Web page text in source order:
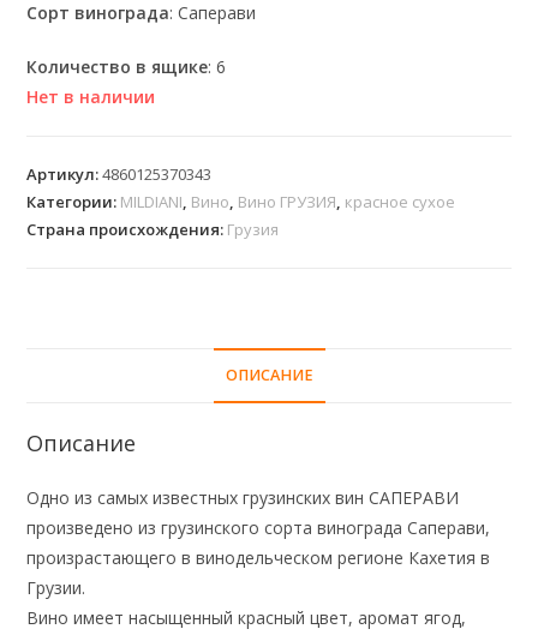
Сорт винограда: Саперави
Количество в ящике: 6
Нет в наличии
Артикул:4860125370343
Категории: MILDIANI, Вино, Вино ГРУЗИЯ, красное сухое
Страна происхождения: Грузия
ОПИСАНИЕ
Описание
Одно из самых известных грузинских вин САПЕРАВИ
произведено из грузинского сорта винограда Саперави,
произрастающего в винодельческом регионе Кахетия в
Грузии.
Вино имеет насыщенный красный цвет, аромат ягод,